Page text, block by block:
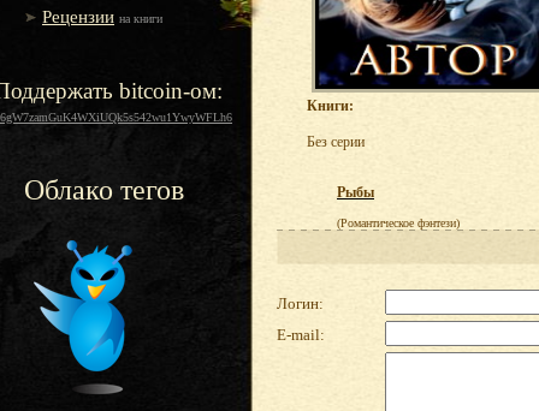
Рецензии на книги
bitcoin-ом:
Облако тегов
Книги:
Без серии
Рыбы
(Романтическое фэнтези)
Логин:
E-mail: